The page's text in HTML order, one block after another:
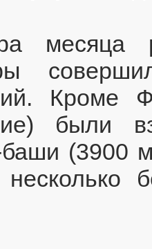
месяца
Кроме
были
баши (3900